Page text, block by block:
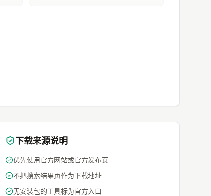
下载来源说明
优先使用官方网站或官方发布页
不把搜索结果页作为下载地址
无安装包的工具标为官方入口